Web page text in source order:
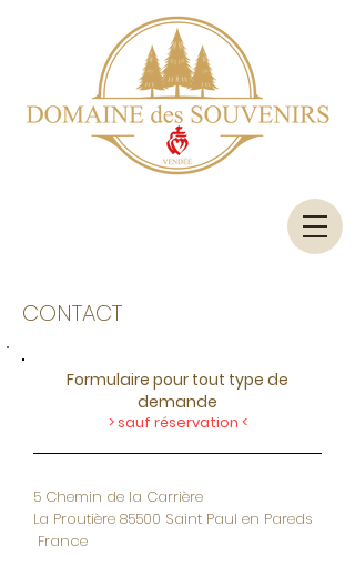
CONTACT
Formulaire pour tout type de
demande
> sauf réservation <
5 Chemin de la Carrière
La Proutière 85500 Saint Paul en Pareds
France